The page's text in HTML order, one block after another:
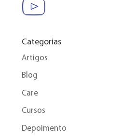
Categorias
Artigos
Blog
Care
Cursos
Depoimento